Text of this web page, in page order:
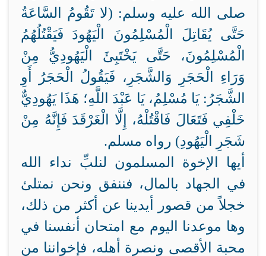
صلى الله عليه وسلم: (لا تَقُومُ السَّاعَةُ
حَتَّى يُقَاتِلَ الْمُسْلِمُونَ الْيَهُودَ فَيَقْتُلُهُمُ
الْمُسْلِمُونَ، حَتَّى يَخْتَبِئَ الْيَهُودِيُّ مِنْ
وَرَاءِ الْحَجَرِ وَالشَّجَرِ، فَيَقُولُ الْحَجَرُ أَوِ
الشَّجَرُ: يَا مُسْلِمُ، يَا عَبْدَ اللَّهِ؛ هَذَا يَهُودِيٌّ
خَلْفِي فَتَعَالَ فَاقْتُلْهُ، إِلَّا الْغَرْقَدَ فَإِنَّهُ مِنْ
شَجَرِ الْيَهُودِ) رواه مسلم.
أيها الإخوة المسلمون لنلبِّ نداء الله
في الجهاد بالمال، فننفق ونحن نمتلئ
خجلاً من قصور أيدينا عن أكثر من ذلك،
وها موعدنا اليوم مع امتحان أنفسنا في
محبة الأقصى ونصرة أهله، فإخواننا من